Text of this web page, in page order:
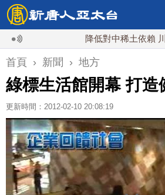
降低對中稀土依賴 川普宣
首頁 › 新聞 › 地方
綠標生活館開幕 打造
更新時間：2012-02-10 20:08:19